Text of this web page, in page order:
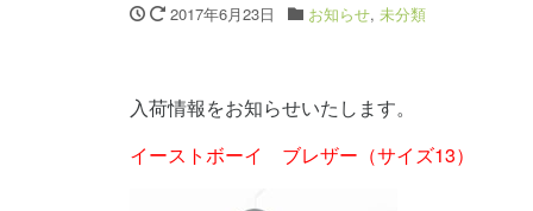
2017年6月23日 お知らせ, 未分類
入荷情報をお知らせいたします。
イーストボーイ ブレザー（サイズ13）